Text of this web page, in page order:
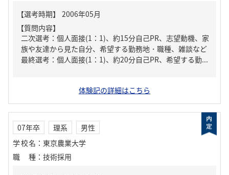
【質問内容】
二次選考：個人面接(1：1)、約15分自己PR、志望動機、家
族や友達から見た自分、希望する勤務地・職種、雑談など
最終選考：個人面接(1：1)、約20分自己PR、希望する勤...
体験記の詳細はこちら
07年卒 理系
男性
学校名 ： 東京農業大学
職種 ： 技術採用